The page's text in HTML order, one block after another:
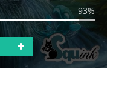
93%